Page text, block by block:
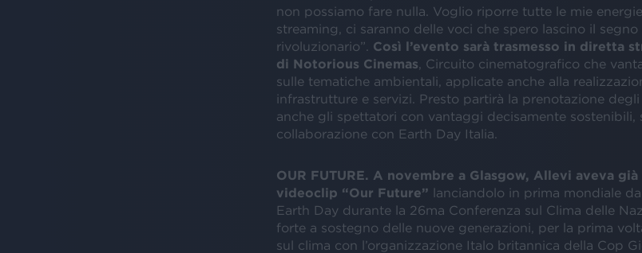
non possiamo fare nulla. Voglio riporre tutte le mie
streaming, ci saranno delle voci che spero lascino il
rivoluzionario”. Così l’evento sarà trasmesso in diretta
di Notorious Cinemas , Circuito cinematografico che
sulle tematiche ambientali, applicate anche alla
infrastrutture e servizi. Presto partirà la prenotazione
anche gli spettatori con vantaggi decisamente sostenibili,
collaborazione con Earth Day Italia.
OUR FUTURE. A novembre a Glasgow, Allevi aveva
videoclip “Our Future” lanciandolo in prima mondiale
Earth Day durante la 26ma Conferenza sul Clima delle
forte a sostegno delle nuove generazioni, per la prima
sul clima con l’organizzazione Italo britannica della Cop